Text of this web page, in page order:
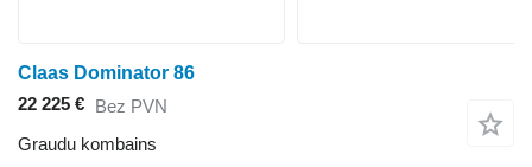
Claas Dominator 86
22 225 € Bez PVN
Graudu kombains